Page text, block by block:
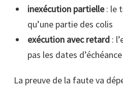
inexécution partielle: le
qu’une partie des colis
exécution avec retard:
pas les dates
La preuve de la faute va